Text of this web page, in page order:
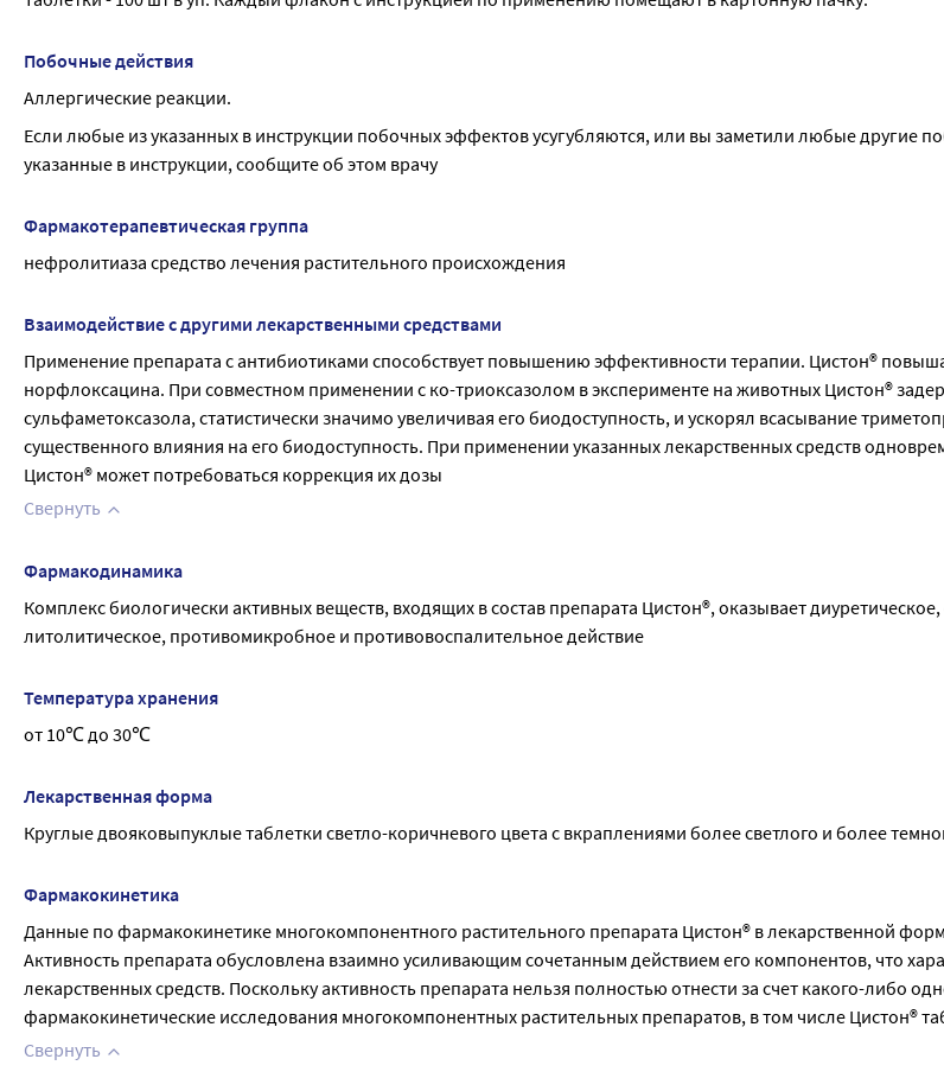
Побочные действия
Аллергические реакции.
Если любые из указанных в инструкции побочных эффектов усугубляются, или вы заметили любые другие
указанные в инструкции, сообщите об этом врачу
Фармакотерапевтическая группа
нефролитиаза средство лечения растительного происхождения
Взаимодействие с другими лекарственными средствами
Применение препарата с антибиотиками способствует повышению эффективности терапии. Цистон®
норфлоксацина. При совместном применении с ко-триоксазолом в эксперименте на животных Цистон®
сульфаметоксазола, статистически значимо увеличивая его биодоступность, и ускорял всасывание
существенного влияния на его биодоступность. При применении указанных лекарственных средств
Цистон® может потребоваться коррекция их дозы
Свернуть
Фармакодинамика
Комплекс биологически активных веществ, входящих в состав препарата Цистон®, оказывает
литолитическое, противомикробное и противовоспалительное действие
Температура хранения
от 10℃ до 30℃
Лекарственная форма
Круглые двояковыпуклые таблетки светло-коричневого цвета с вкраплениями более светлого и более
Фармакокинетика
Данные по фармакокинетике многокомпонентного растительного препарата Цистон® в лекарственной
Активность препарата обусловлена взаимно усиливающим сочетанным действием его компонентов, что
лекарственных средств. Поскольку активность препарата нельзя полностью отнести за счет какого-либо
фармакокинетические исследования многокомпонентных растительных препаратов, в том числе Цистон®
Свернуть